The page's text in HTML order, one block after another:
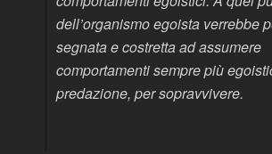
dell’organismo egoista verrebbe
segnata e costretta ad assumere
comportamenti sempre più
predazione, per sopravvivere.